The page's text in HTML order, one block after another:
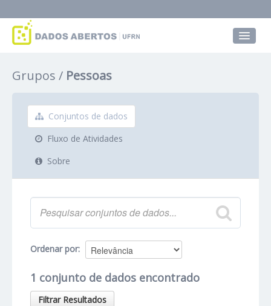
Grupos
Sobre
Grupos Pessoas
Conjuntos de dados
Fluxo de Atividades
Sobre
Ordenar por
1 conjunto de dados encontrado
Filtrar Resultados